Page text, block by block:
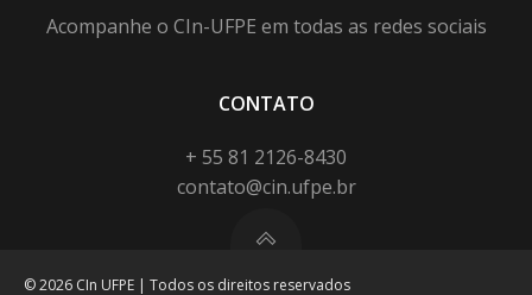
Acompanhe o CIn-UFPE em todas as redes sociais
CONTATO
+ 55 81 2126-8430
contato@cin.ufpe.br
© 2026 CIn UFPE | Todos os direitos reservados